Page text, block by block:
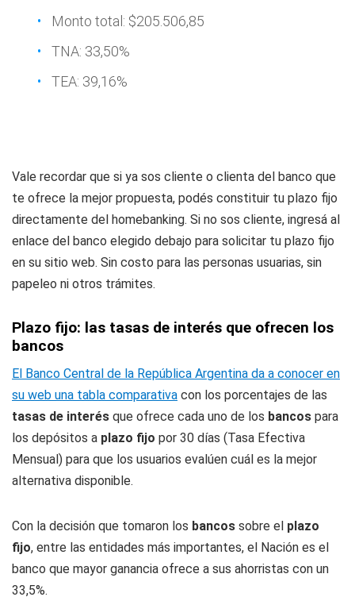
Monto total: $205.506,85
TNA: 33,50%
TEA: 39,16%
Vale recordar que si ya sos cliente o clienta del banco que
te ofrece la mejor propuesta, podés constituir tu plazo fijo
directamente del homebanking. Si no sos cliente, ingresá al
enlace del banco elegido debajo para solicitar tu plazo fijo
en su sitio web. Sin costo para las personas usuarias, sin
papeleo ni otros trámites.
Plazo fijo: las tasas de interés que ofrecen los
bancos
El Banco Central de la República Argentina da a conocer en
su web una tabla comparativa con los porcentajes de las
tasas de interés que ofrece cada uno de los bancos para
los depósitos a plazo fijo por 30 días (Tasa Efectiva
Mensual) para que los usuarios evalúen cuál es la mejor
alternativa disponible.
Con la decisión que tomaron los bancos sobre el plazo
fijo, entre las entidades más importantes, el Nación es el
banco que mayor ganancia ofrece a sus ahorristas con un
33,5%.